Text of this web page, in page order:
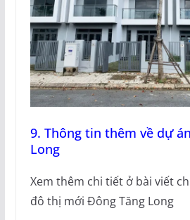
9. Thông tin thêm về dự
Long
Xem thêm chi tiết ở bài viết
đô thị mới Đông Tăng Long